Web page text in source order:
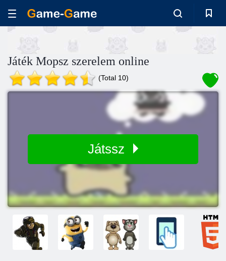
Játék Mopsz szerelem online
(Total 10)
Játssz